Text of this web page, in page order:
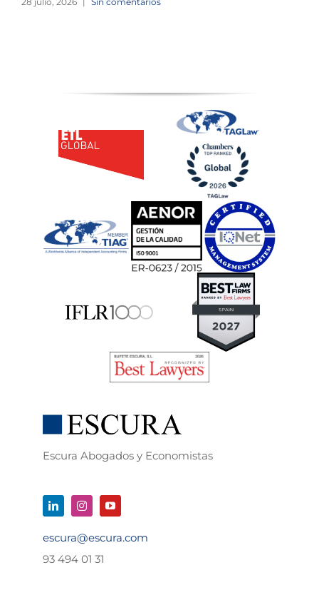
Escura Abogados y Economistas
escura@escura.com
93 494 01 31